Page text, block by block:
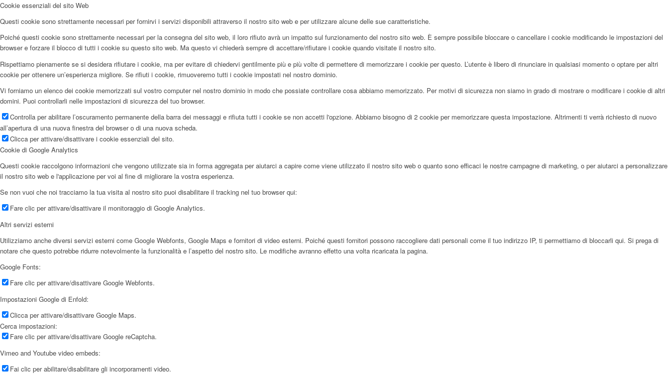
Cookie essenziali del sito Web
Questi cookie sono strettamente necessari per fornirvi i servizi disponibili attraverso il nostro sito web e per utilizzare alcune delle sue caratteristiche.
Poiché questi cookie sono strettamente necessari per la consegna del sito web, il loro rifiuto avrà un impatto sul funzionamento del nostro sito web. È sempre possibile bloccare o cancellare i cookie modificando le impostazioni del
browser e forzare il blocco di tutti i cookie su questo sito web. Ma questo vi chiederà sempre di accettare/rifiutare i cookie quando visitate il nostro sito.
Rispettiamo pienamente se si desidera rifiutare i cookie, ma per evitare di chiedervi gentilmente più e più volte di permettere di memorizzare i cookie per questo. L’utente è libero di rinunciare in qualsiasi momento o optare per altri
cookie per ottenere un’esperienza migliore. Se rifiuti i cookie, rimuoveremo tutti i cookie impostati nel nostro dominio.
Vi forniamo un elenco dei cookie memorizzati sul vostro computer nel nostro dominio in modo che possiate controllare cosa abbiamo memorizzato. Per motivi di sicurezza non siamo in grado di mostrare o modificare i cookie di altri
domini. Puoi controllarli nelle impostazioni di sicurezza del tuo browser.
Controlla per abilitare l’oscuramento permanente della barra dei messaggi e rifiuta tutti i cookie se non accetti l'opzione. Abbiamo bisogno di 2 cookie per memorizzare questa impostazione. Altrimenti ti verrà richiesto di nuovo
all’apertura di una nuova finestra del browser o di una nuova scheda.
Clicca per attivare/disattivare i cookie essenziali del sito.
Cookie di Google Analytics
Questi cookie raccolgono informazioni che vengono utilizzate sia in forma aggregata per aiutarci a capire come viene utilizzato il nostro sito web o quanto sono efficaci le nostre campagne di marketing, o per aiutarci a personalizzare
il nostro sito web e l'applicazione per voi al fine di migliorare la vostra esperienza.
Se non vuoi che noi tracciamo la tua visita al nostro sito puoi disabilitare il tracking nel tuo browser qui:
Fare clic per attivare/disattivare il monitoraggio di Google Analytics.
Altri servizi esterni
Utilizziamo anche diversi servizi esterni come Google Webfonts, Google Maps e fornitori di video esterni. Poiché questi fornitori possono raccogliere dati personali come il tuo indirizzo IP, ti permettiamo di bloccarli qui. Si prega di
notare che questo potrebbe ridurre notevolmente la funzionalità e l’aspetto del nostro sito. Le modifiche avranno effetto una volta ricaricata la pagina.
Google Fonts:
Fare clic per attivare/disattivare Google Webfonts.
Impostazioni Google di Enfold:
Clicca per attivare/disattivare Google Maps.
Cerca impostazioni:
Fare clic per attivare/disattivare Google reCaptcha.
Vimeo and Youtube video embeds:
Fai clic per abilitare/disabilitare gli incorporamenti video.